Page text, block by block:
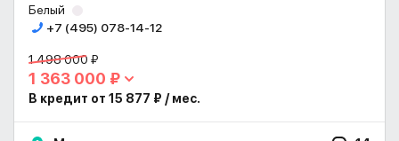
Белый
+7 (495) 078-14-12
1 498 000 ₽
1 363 000 ₽
В кредит от 15 877 ₽ / мес.